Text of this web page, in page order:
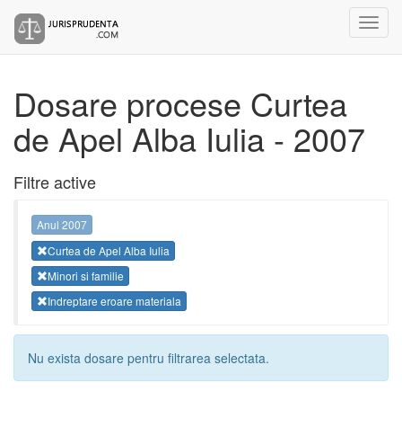
Dosare procese Curtea
de Apel Alba Iulia - 2007
Filtre active
Anul 2007
Curtea de Apel Alba Iulia
Minori si familie
Indreptare eroare materiala
Nu exista dosare pentru filtrarea selectata.